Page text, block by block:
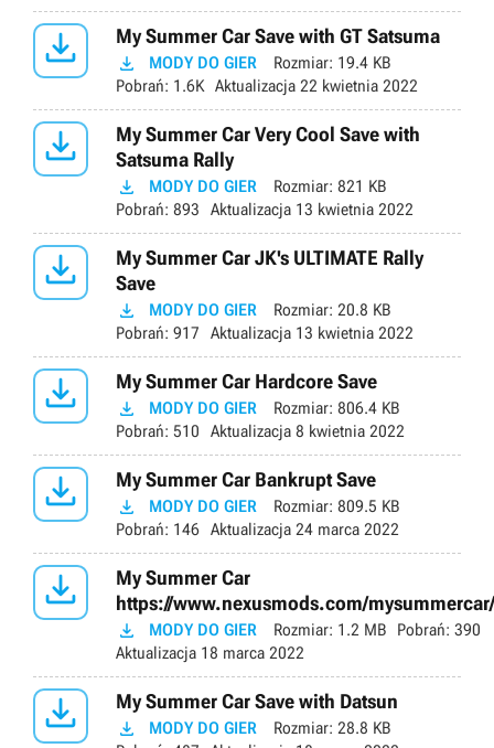
 My Summer Car Save with GT Satsuma
 MODY DO GIER Rozmiar: 19.4 KB
Pobrań: 1.6K Aktualizacja 22 kwietnia 2022

My Summer Car Very Cool Save with
Satsuma Rally
 MODY DO GIER Rozmiar: 821 KB
Pobrań: 893 Aktualizacja 13 kwietnia 2022

My Summer Car JK's ULTIMATE Rally
Save
 MODY DO GIER Rozmiar: 20.8 KB
Pobrań: 917 Aktualizacja 13 kwietnia 2022
 My Summer Car Hardcore Save
 MODY DO GIER Rozmiar: 806.4 KB
Pobrań: 510 Aktualizacja 8 kwietnia 2022
 My Summer Car Bankrupt Save
 MODY DO GIER Rozmiar: 809.5 KB
Pobrań: 146 Aktualizacja 24 marca 2022

My Summer Car
https://www.nexusmods.com/
 MODY DO GIER Rozmiar: 1.2 MB Pobrań: 390
Aktualizacja 18 marca 2022
 My Summer Car Save with Datsun
 MODY DO GIER Rozmiar: 28.8 KB